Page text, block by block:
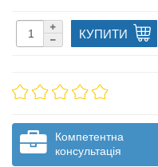
КУПИТИ
Компетентна
консультація